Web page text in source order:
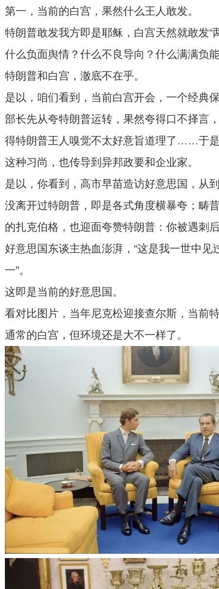
第一，当前的白宫，果然什么王人敢发。
特朗普敢发我方即是耶稣，白宫天然就敢发“
什么负面舆情？什么不良导向？什么满满负
特朗普和白宫，澈底不在乎。
是以，咱们看到，当前白宫开会，一个经典
部长先从夸特朗普运转，果然夸得口不择言
得特朗普王人嗅觉不太好意旨道理了……于
这种习尚，也传导到异邦政要和企业家。
是以，你看到，高市早苗造访好意思国，从
没离开过特朗普，即是各式角度横暴夸；畴
的扎克伯格，也迎面夸赞特朗普：你被遇刺
好意思国东谈主热血澎湃，“这是我一世中见
一”。
这即是当前的好意思国。
看对比图片，当年尼克松迎接查尔斯，当前
通常的白宫，但环境还是大不一样了。